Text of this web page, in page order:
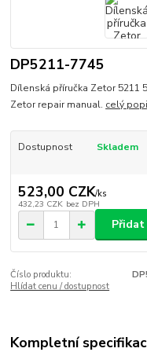
DP5211-7745
Dílenská příručka Zetor 5211
Zetor repair manual. celý
Dostupnost Skladem
523,00 CZK/ks
432,23 CZK bez DPH
Číslo produktu:
Hlídat cenu / dostupnost
Kompletní